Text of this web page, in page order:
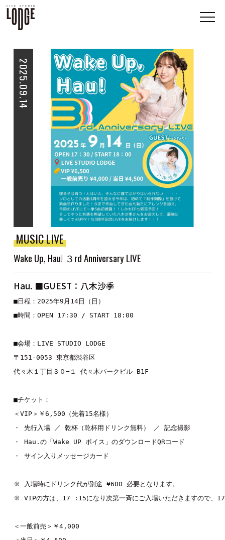
2025.09.14
MUSIC LIVE
Wake Up, Hau! ３rd Anniversary LIVE
Hau. ■GUEST：八木沙季
■日程：2025年9月14日（日）
■時間：OPEN 17:30 / START 18:00
■会場：LIVE STUDIO LODGE
〒151-0053 東京都渋谷区
代々木１丁目３０−１ 代々木パークビル B1F
■チケット：
＜VIP＞￥6,500（先着15名様）
・ 先行入場 ／ 乾杯（乾杯用ドリンク無料） ／ 記念撮影
・ Hau.の「Wake UP ボイス」のダウンロードQRコード
・ サイン入りメッセージカード
※ 入場時にドリンク代が別途 ¥600 必要となります。
※ VIPの方は、17 :15になり次第一斉にご入場いただきますので、
＜一般前売＞￥4,000